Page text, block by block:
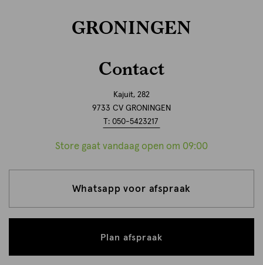
GRONINGEN
Contact
Kajuit, 282
9733 CV GRONINGEN
T: 050-5423217
Store gaat vandaag open om 09:00
Whatsapp voor afspraak
Plan afspraak